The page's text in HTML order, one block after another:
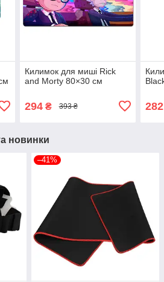
Килимок для миші Rick
and Morty 80×30 см
294₴ 393 ₴ 282
новинки
–41%